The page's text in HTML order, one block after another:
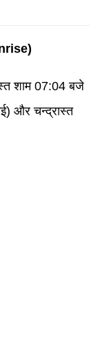
)
शाम 07:04 बजे
और चन्द्रास्त